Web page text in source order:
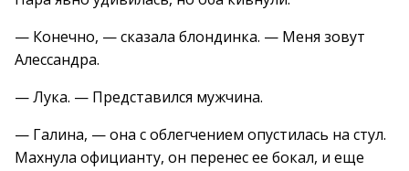
— Конечно, — сказала блондинка. — Меня зовут
Алессандра.
— Лука. — Представился мужчина.
— Галина, — она с облегчением опустилась на стул.
Махнула официанту, он перенес ее бокал, и еще